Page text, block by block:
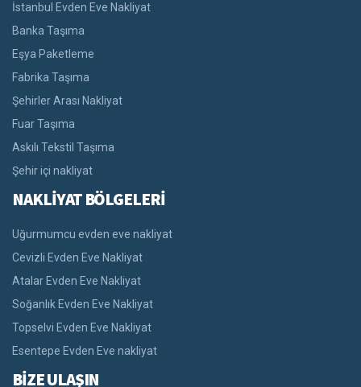
İstanbul Evden Eve Nakliyat
Banka Taşıma
Eşya Paketleme
Fabrika Taşıma
Şehirler Arası Nakliyat
Fuar Taşıma
Askılı Tekstil Taşıma
Şehir içi nakliyat
NAKLİYAT BÖLGELERİ
Uğurmumcu evden eve nakliyat
Cevizli Evden Eve Nakliyat
Atalar Evden Eve Nakliyat
Soğanlık Evden Eve Nakliyat
Topselvi Evden Eve Nakliyat
Esentepe Evden Eve nakliyat
BİZE ULAŞIN